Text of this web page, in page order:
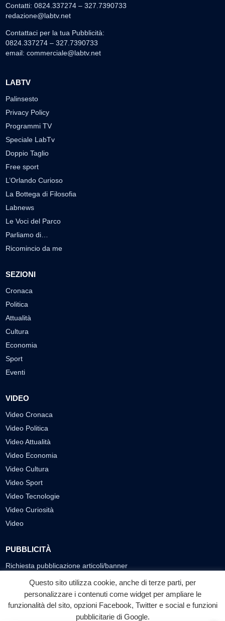
Contatti: 0824.337274 – 327.7390733
redazione@labtv.net
Contattaci per la tua Pubblicità:
0824.337274 – 327.7390733
email: commerciale@labtv.net
LABTV
Palinsesto
Privacy Policy
Programmi TV
Speciale LabTv
Doppio Taglio
Free sport
L’Orlando Curioso
La Bottega di Filosofia
Labnews
Le Voci del Parco
Parliamo di…
Ricomincio da me
SEZIONI
Cronaca
Politica
Attualità
Cultura
Economia
Sport
Eventi
VIDEO
Video Cronaca
Video Politica
Video Attualità
Video Economia
Video Cultura
Video Sport
Video Tecnologie
Video Curiosità
Video
PUBBLICITÀ
Richiesta pubblicazione articoli/banner
SEGUICI SUI SOCIAL
f ◎ ▶
Questo sito utilizza cookie, anche di terze parti, per
personalizzare i contenuti come widget per ampliare le
funzionalità del sito, opzioni Facebook, Twitter e social e funzioni
pubblicitarie di Google.